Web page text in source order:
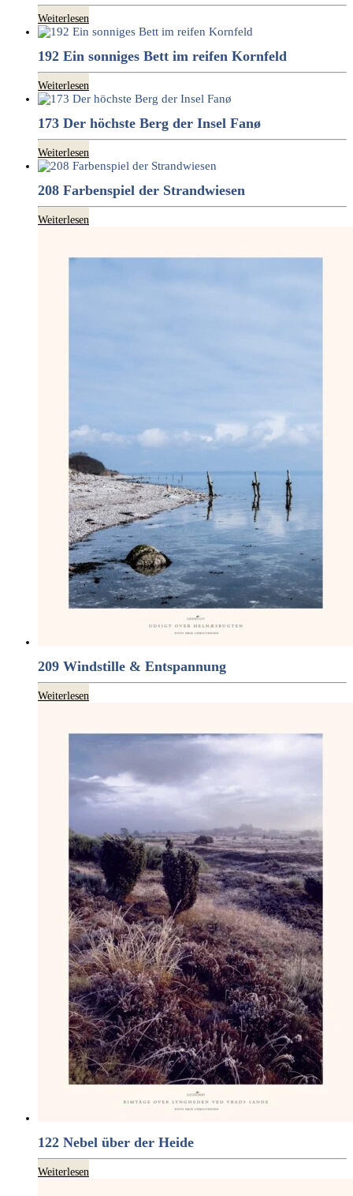
Weiterlesen
192 Ein sonniges Bett im reifen Kornfeld
Weiterlesen
173 Der höchste Berg der Insel Fanø
Weiterlesen
208 Farbenspiel der Strandwiesen
Weiterlesen
209 Windstille & Entspannung
Weiterlesen
122 Nebel über der Heide
Weiterlesen